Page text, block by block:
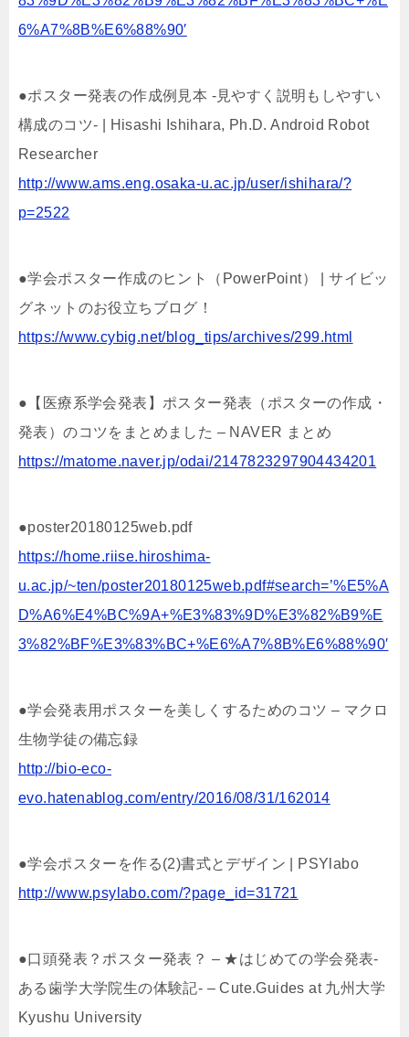
6%A7%8B%E6%88%90′
●ポスター発表の作成例見本 -見やすく説明もしやすい
構成のコツ- | Hisashi Ishihara, Ph.D. Android Robot
Researcher
http://www.ams.eng.osaka-u.ac.jp/user/ishihara/?
p=2522
●学会ポスター作成のヒント（PowerPoint） | サイビッ
グネットのお役立ちブログ！
https://www.cybig.net/blog_tips/archives/299.html
●【医療系学会発表】ポスター発表（ポスターの作成・
発表）のコツをまとめました – NAVER まとめ
https://matome.naver.jp/odai/2147823297904434201
●poster20180125web.pdf
https://home.riise.hiroshima-
u.ac.jp/~ten/poster20180125web.pdf#search=’%E5%A
D%A6%E4%BC%9A+%E3%83%9D%E3%82%B9%E
3%82%BF%E3%83%BC+%E6%A7%8B%E6%88%90′
●学会発表用ポスターを美しくするためのコツ – マクロ
生物学徒の備忘録
http://bio-eco-
evo.hatenablog.com/entry/2016/08/31/162014
●学会ポスターを作る(2)書式とデザイン | PSYlabo
http://www.psylabo.com/?page_id=31721
●口頭発表？ポスター発表？ – ★はじめての学会発表-
ある歯学大学院生の体験記- – Cute.Guides at 九州大学
Kyushu University